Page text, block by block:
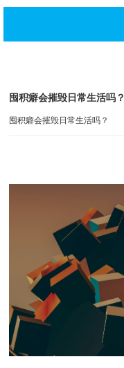
囤积癖会摧毁日常生活吗？
囤积癖会摧毁日常生活吗？